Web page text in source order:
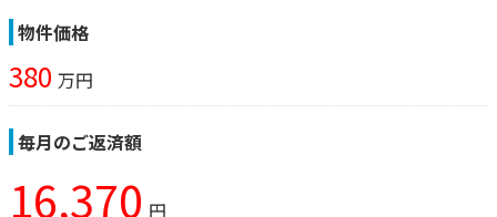
物件価格
380 万円
毎月のご返済額
16,370 円